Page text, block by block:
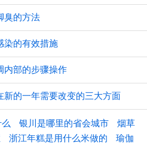
臭的方法
染的有效措施
内部的步骤操作
新的一年需要改变的三大方面
银川是哪里的省会城市
烟草
浙江年糕是用什么米做的 瑜伽